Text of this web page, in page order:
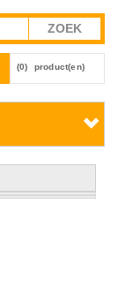
(0) product(en)